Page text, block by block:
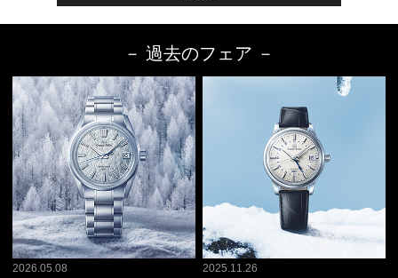
－ 過去のフェア －
2026.05.08 2025.11.26